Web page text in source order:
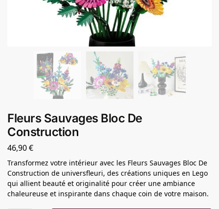
Fleurs Sauvages Bloc De
Construction
46,90€
Transformez votre intérieur avec les Fleurs Sauvages Bloc De
Construction de universfleuri, des créations uniques en Lego
qui allient beauté et originalité pour créer une ambiance
chaleureuse et inspirante dans chaque coin de votre maison.